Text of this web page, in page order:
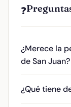
❓
¿Merece la
de San Juan?
¿Qué tiene